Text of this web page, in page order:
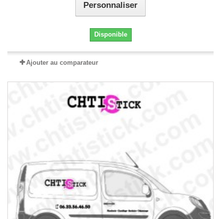
Personnaliser
Disponible
Ajouter au comparateur